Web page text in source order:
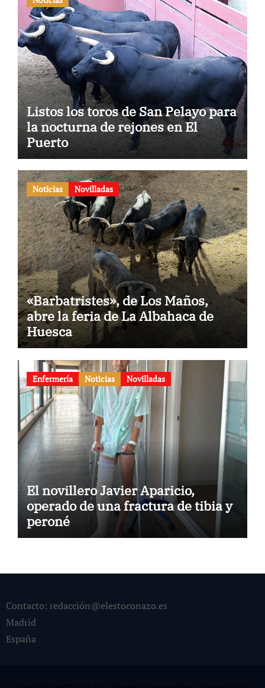
Listos los toros de San Pelayo para
la nocturna de rejones en El
Puerto
Noticias Novilladas
«Barbatristes», de Los Maños,
abre la feria de La Albahaca de
Huesca
Enfermería Noticias Novilladas
El novillero Javier Aparicio,
operado de una fractura de tibia y
peroné
Contacto: redacción@elestoconazo.es
Madrid
España